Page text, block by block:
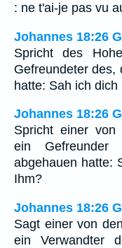
: ne t'ai-je pas vu
Johannes 18:26
Spricht des
Gefreundeter des,
hatte: Sah ich
Johannes 18:26
Spricht einer von
ein
abgehauen hatte:
Ihm?
Johannes 18:26
Sagt einer von
ein Verwandter